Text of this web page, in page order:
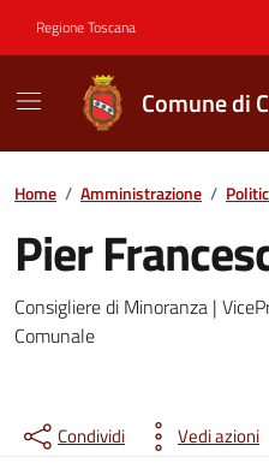
Regione Toscana
Comune di
Contenuti in
Home / Amministrazione /
Pier
Consigliere di Minoranza |
Comunale
Condividi Vedi azioni